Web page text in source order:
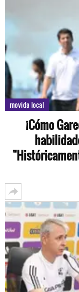
movida local
¡Cómo